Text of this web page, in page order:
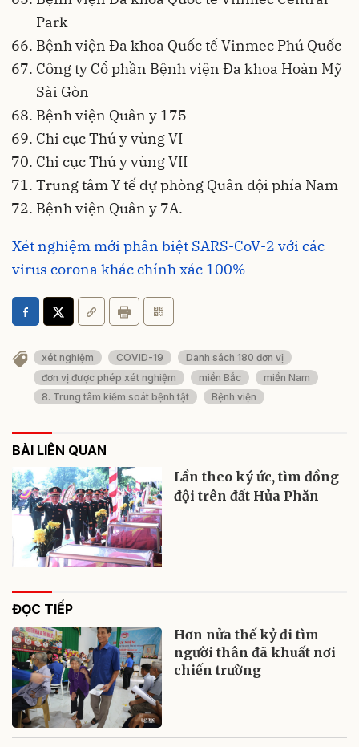
Park
Bệnh viện Đa khoa Quốc tế Vinmec Phú Quốc
Công ty Cổ phần Bệnh viện Đa khoa Hoàn Mỹ
Sài Gòn
Bệnh viện Quân y 175
Chi cục Thú y vùng VI
Chi cục Thú y vùng VII
Trung tâm Y tế dự phòng Quân đội phía Nam
Bệnh viện Quân y 7A.
Xét nghiệm mới phân biệt SARS-CoV-2 với các
virus corona khác chính xác 100%
xét nghiệm COVID-19
Danh sách 180 đơn vị
đơn vị được phép xét nghiệm
miền Bắc
miền Nam
8. Trung tâm kiểm soát bệnh tật
Bệnh viện
BÀI LIÊN QUAN
Lần theo ký ức, tìm đồng
đội trên đất Hủa Phăn
ĐỌC TIẾP
Hơn nửa thế kỷ đi tìm
người thân đã khuất nơi
chiến trường